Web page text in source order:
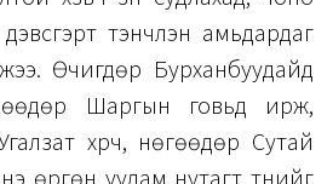
тэнүүчлэн амьдардаг
Өчигдөр Бурханбуудайд
Шаргын говьд ирж,
хүрч, нөгөөдөр Сутай